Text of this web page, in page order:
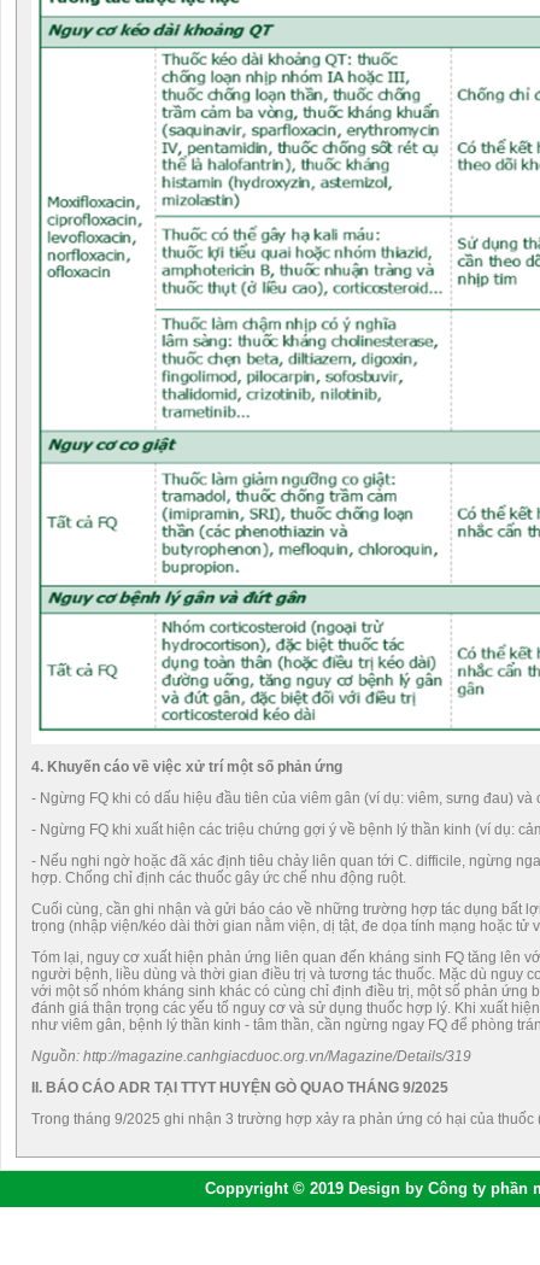
4. Khuyến cáo về việc xử trí một số phản ứng
- Ngừng FQ khi có dấu hiệu đầu tiên của viêm gân (ví dụ: viêm, sưng đau)
- Ngừng FQ khi xuất hiện các triệu chứng gợi ý về bệnh lý thần kinh (ví dụ:
- Nếu nghi ngờ hoặc đã xác định tiêu chảy liên quan tới C. difficile, ngừng
hợp. Chống chỉ định các thuốc gây ức chế nhu động ruột.
Cuối cùng, cần ghi nhận và gửi báo cáo về những trường hợp tác dụng bất
trọng (nhập viện/kéo dài thời gian nằm viện, dị tật, đe dọa tính mạng hoặc tử
Tóm lại, nguy cơ xuất hiện phản ứng liên quan đến kháng sinh FQ tăng lên
người bệnh, liều dùng và thời gian điều trị và tương tác thuốc. Mặc dù nguy
với một số nhóm kháng sinh khác có cùng chỉ định điều trị, một số phản
đánh giá thận trọng các yếu tố nguy cơ và sử dụng thuốc hợp lý. Khi xuất
như viêm gân, bệnh lý thần kinh - tâm thần, cần ngừng ngay FQ để phòng
Nguồn: http://magazine.canhgiacduoc.org.vn/Magazine/Details/319
II. BÁO CÁO ADR TẠI TTYT HUYỆN GÒ QUAO THÁNG 9/2025
Trong tháng 9/2025 ghi nhận 3 trường hợp xảy ra phản ứng có hại của thuốc
Coppyright © 2019 Design by Công ty phần